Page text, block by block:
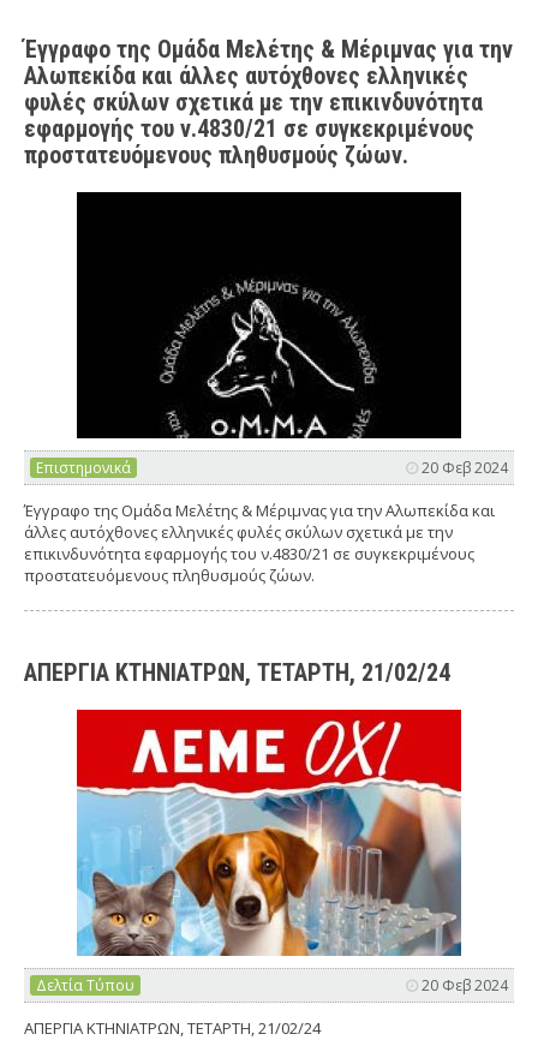
Έγγραφο της Ομάδα Μελέτης & Μέριμνας για την
Αλωπεκίδα και άλλες αυτόχθονες ελληνικές
φυλές σκύλων σχετικά με την επικινδυνότητα
εφαρμογής του ν.4830/21 σε συγκεκριμένους
προστατευόμενους πληθυσμούς ζώων.
Επιστημονικά 20 Φεβ 2024
Έγγραφο της Ομάδα Μελέτης & Μέριμνας για την Αλωπεκίδα και
άλλες αυτόχθονες ελληνικές φυλές σκύλων σχετικά με την
επικινδυνότητα εφαρμογής του ν.4830/21 σε συγκεκριμένους
προστατευόμενους πληθυσμούς ζώων.
ΑΠΕΡΓΙΑ ΚΤΗΝΙΑΤΡΩΝ, ΤΕΤΑΡΤΗ, 21/02/24
Δελτία Τύπου 20 Φεβ 2024
ΑΠΕΡΓΙΑ ΚΤΗΝΙΑΤΡΩΝ, ΤΕΤΑΡΤΗ, 21/02/24